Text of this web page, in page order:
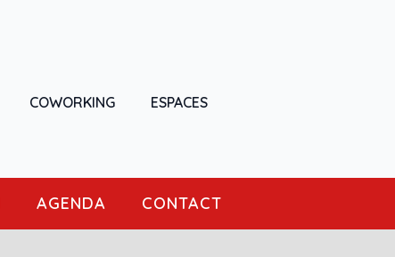
COWORKING ESPACES
AGENDA CONTACT